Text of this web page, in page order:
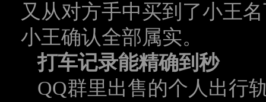
又从对方手中买到了小王
小王确认全部属实。
打车记录能精确到秒
QQ群里出售的个人出行